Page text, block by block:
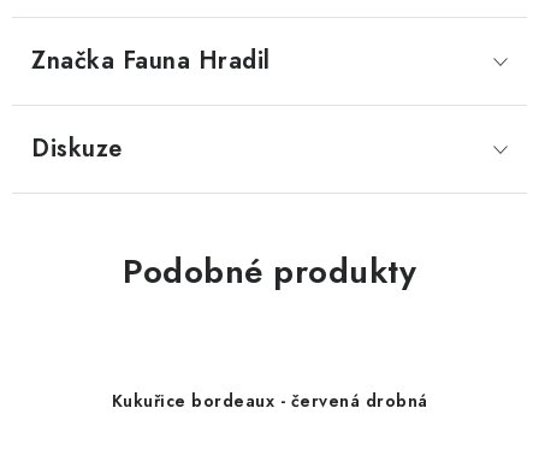
Značka Fauna Hradil
Diskuze
Podobné produkty
Kukuřice bordeaux - červená drobná